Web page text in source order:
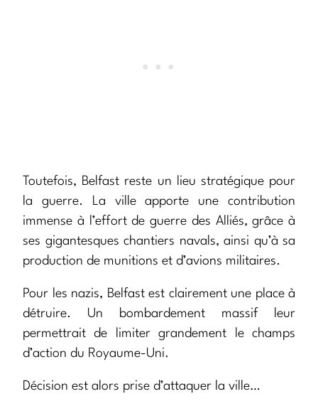
Toutefois, Belfast reste un lieu stratégique pour
la guerre. La ville apporte une contribution
immense à l’effort de guerre des Alliés, grâce à
ses gigantesques chantiers navals, ainsi qu’à sa
production de munitions et d’avions militaires.
Pour les nazis, Belfast est clairement une place à
détruire. Un bombardement massif leur
permettrait de limiter grandement le champs
d’action du Royaume-Uni.
Décision est alors prise d’attaquer la ville…